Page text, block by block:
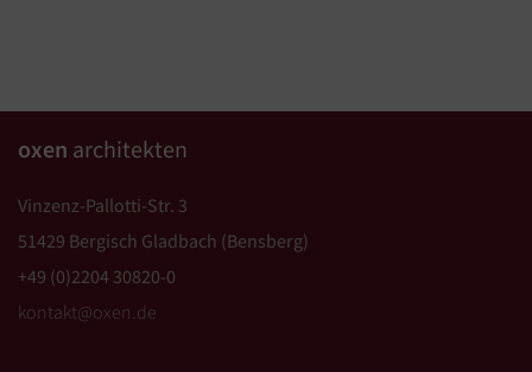
oxen architekten
Vinzenz-Pallotti-Str. 3
51429 Bergisch Gladbach (Bensberg)
+49 (0)2204 30820-0
kontakt@oxen.de